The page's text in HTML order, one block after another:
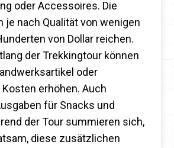
oder Accessoires. Die
je nach Qualität von wenigen
von Dollar reichen.
der Trekkingtour können
oder
erhöhen. Auch
für Snacks und
der Tour summieren sich,
diese zusätzlichen